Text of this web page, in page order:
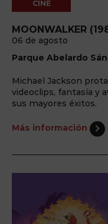
CINE
MOONWALKER
06 de agosto
Parque Abelardo
Michael Jackson
videoclips, fantasía y
sus mayores éxitos.
Más información